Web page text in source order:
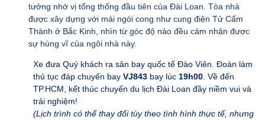
tưởng nhớ vị tổng thống đầu tiên của Đài Loan. Tòa nhà
được xây dựng với mái ngói cong như cung điện Tử Cấm
Thành ở Bắc Kinh, nhìn từ góc độ nào đều cảm nhận được
sự hùng vĩ của ngôi nhà này.
Xe đưa Quý khách ra sân bay quốc tế Đào Viên. Đoàn làm
thủ tục đáp chuyến bay VJ843 bay lúc 19h00 . Về đến
TP.HCM, kết thúc chuyến du lịch Đài Loan đầy niềm vui và
trải nghiệm!
(Lịch trình có thể thay đổi tùy theo tình hình thực tế, nhưng